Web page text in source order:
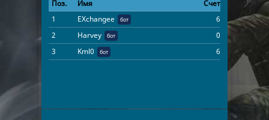
Поз. Имя Счет
1
EXchangee бот 6 00:43:04
2
Harvey бот 0 00:43:04
3
Kml0 бот 6 00:43:04